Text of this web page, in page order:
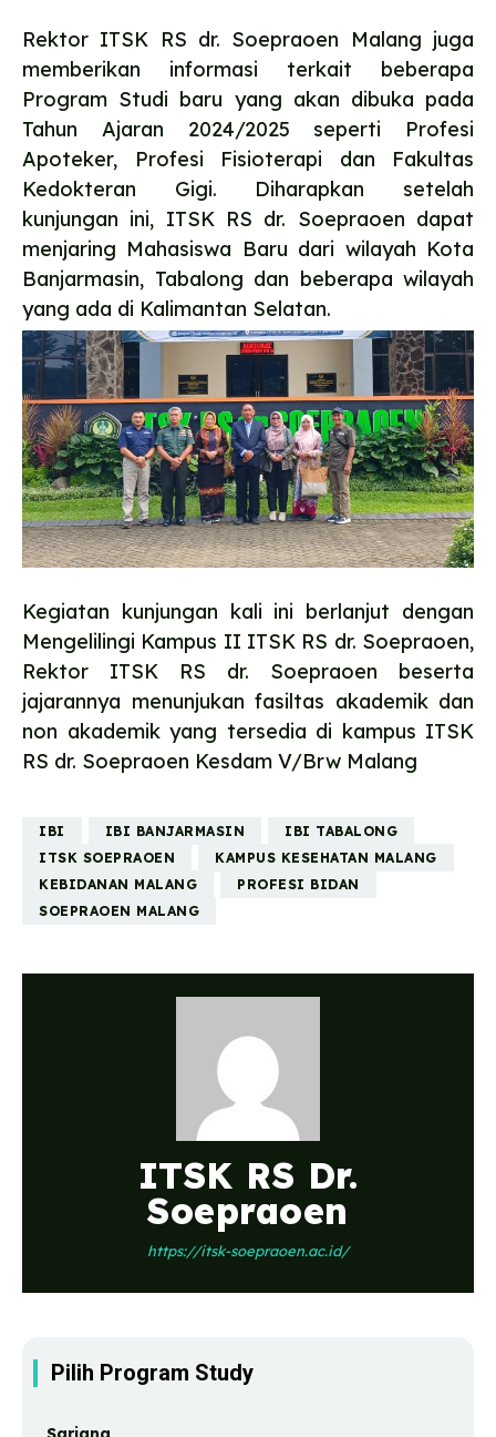
Rektor ITSK RS dr. Soepraoen Malang juga
memberikan informasi terkait beberapa
Program Studi baru yang akan dibuka pada
Tahun Ajaran 2024/2025 seperti Profesi
Apoteker, Profesi Fisioterapi dan Fakultas
Kedokteran Gigi. Diharapkan setelah
kunjungan ini, ITSK RS dr. Soepraoen dapat
menjaring Mahasiswa Baru dari wilayah Kota
Banjarmasin, Tabalong dan beberapa wilayah
yang ada di Kalimantan Selatan.
Kegiatan kunjungan kali ini berlanjut dengan
Mengelilingi Kampus II ITSK RS dr. Soepraoen,
Rektor ITSK RS dr. Soepraoen beserta
jajarannya menunjukan fasiltas akademik dan
non akademik yang tersedia di kampus ITSK
RS dr. Soepraoen Kesdam V/Brw Malang
IBI IBI BANJARMASIN
IBI TABALONG
ITSK SOEPRAOEN
KAMPUS KESEHATAN MALANG
KEBIDANAN MALANG
PROFESI BIDAN
SOEPRAOEN MALANG
ITSK RS Dr.
Soepraoen
https://itsk-soepraoen.ac.id/
Pilih Program Study